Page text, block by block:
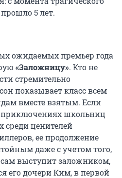
5 лет.
ожидаемых премьер года
«Заложницу». Кто не
стремительно
показывает класс всем
вместе взятым. Если
школьниц
среди ценителей
ее продолжение
даже с учетом того,
сам выступит заложником,
его дочери Ким, в первой